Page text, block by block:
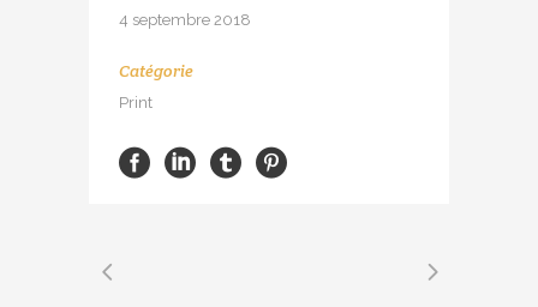
4 septembre 2018
Catégorie
Print